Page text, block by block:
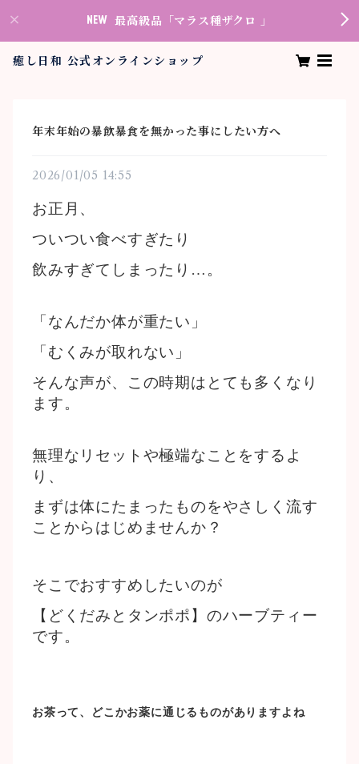
最高級品「マラス種ザクロ 」
癒し日和 公式オンラインショップ
年末年始の暴飲暴食を無かった事にしたい方へ
2026/01/05 14:55
お正月、
ついつい食べすぎたり
飲みすぎてしまったり…。
「なんだか体が重たい」
「むくみが取れない」
そんな声が、この時期はとても多くなり
ます。
無理なリセットや極端なことをするよ
り、
まずは体にたまったものをやさしく流す
ことからはじめませんか？
そこでおすすめしたいのが
【どくだみとタンポポ】のハーブティー
です。
お茶って、どこかお薬に通じるものがありますよね